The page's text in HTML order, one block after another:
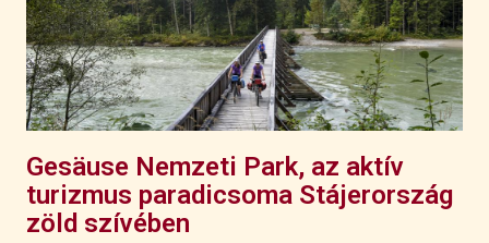
Gesäuse Nemzeti Park, az aktív
turizmus paradicsoma Stájerország
zöld szívében